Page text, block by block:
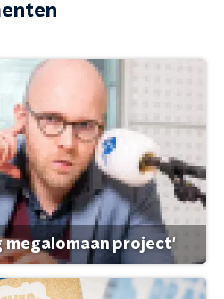
project'